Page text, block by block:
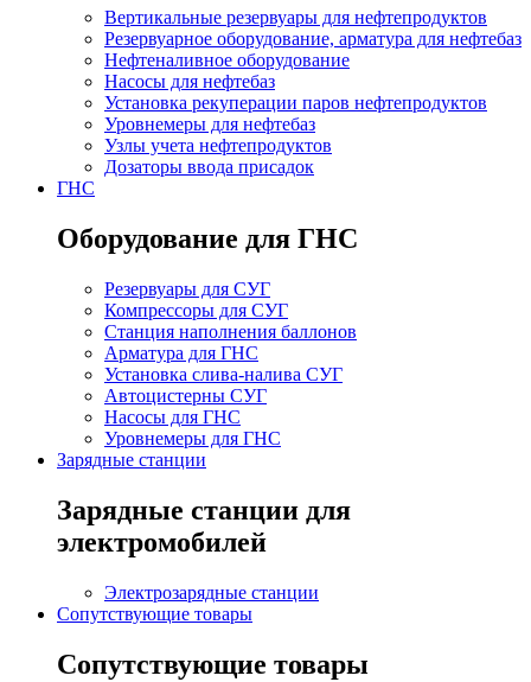
Вертикальные резервуары для нефтепродуктов
Резервуарное оборудование, арматура для нефтебаз
Нефтеналивное оборудование
Насосы для нефтебаз
Установка рекуперации паров нефтепродуктов
Уровнемеры для нефтебаз
Узлы учета нефтепродуктов
Дозаторы ввода присадок
ГНС
Оборудование для ГНС
Резервуары для СУГ
Компрессоры для СУГ
Станция наполнения баллонов
Арматура для ГНС
Установка слива-налива СУГ
Автоцистерны СУГ
Насосы для ГНС
Уровнемеры для ГНС
Зарядные станции
Зарядные станции для
электромобилей
Электрозарядные станции
Сопутствующие товары
Сопутствующие товары